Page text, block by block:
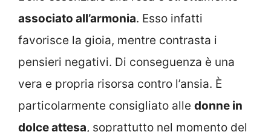
associato all’armonia. Esso infatti
favorisce la gioia, mentre contrasta i
pensieri negativi. Di conseguenza è una
vera e propria risorsa contro l’ansia. È
particolarmente consigliato alle donne in
dolce attesa, soprattutto nel momento del